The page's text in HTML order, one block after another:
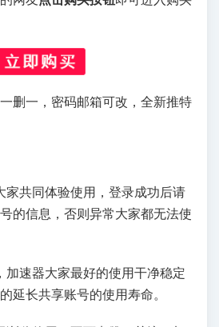
删一，密码邮箱可改，全新推特
家共同体验使用，登录成功后请
的信息，否则异常大家都无法使
加速器大家最好的使用干净稳定
延长共享账号的使用寿命。